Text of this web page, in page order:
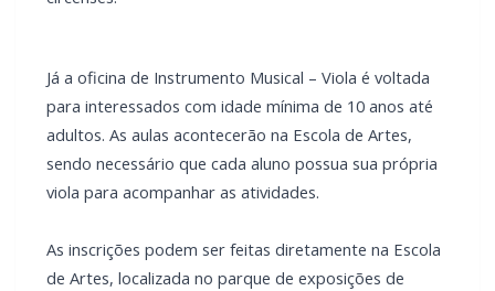
A Secretaria de Cultura de Marechal Cândido Rondon, por
meio da Escola de Artes, está com inscrições abertas para
as oficinas de Arte Circense e Instrumento Musical – Viola.
partir de 5 anos, além de adolescentes e adultos. As aulas
serão realizadas na Escola de Artes e na Biblioteca Cidadã,